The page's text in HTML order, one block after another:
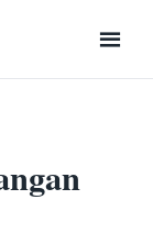
Menu